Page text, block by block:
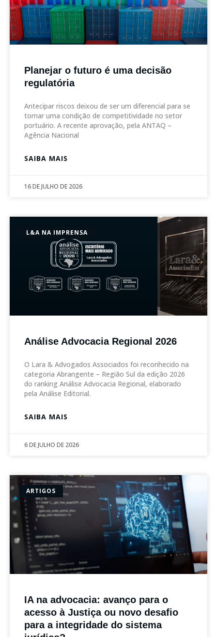
Planejar o futuro é uma decisão
regulatória
Antecipar riscos deixou de ser um diferencial para se
tornar uma condição de competitividade no setor
portuário. A recente aprovação, pela ANTAQ –
Agência Nacional
SAIBA MAIS
16 DE JULHO DE 2026
L&A NA IMPRENSA
Análise Advocacia Regional 2026
O Lara & Advogados Associados foi reconhecido na
categoria Abrangente – Região Sul da edição 2026
do ranking Análise Advocacia Regional, elaborado
pela Análise Editorial.
SAIBA MAIS
6 DE JULHO DE 2026
ARTIGOS
IA na advocacia: avanço para o
acesso à Justiça ou novo desafio
para a integridade do sistema